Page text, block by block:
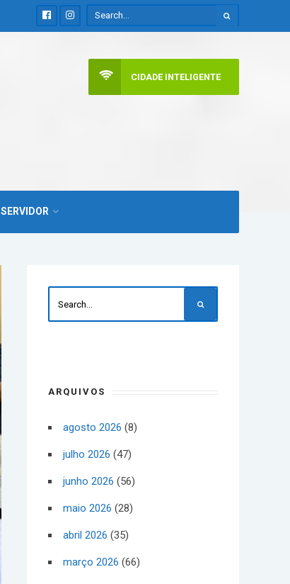
SERVIDOR
CIDADE INTELIGENTE
ARQUIVOS
agosto 2026 (8)
julho 2026 (47)
junho 2026 (56)
maio 2026 (28)
abril 2026 (35)
março 2026 (66)